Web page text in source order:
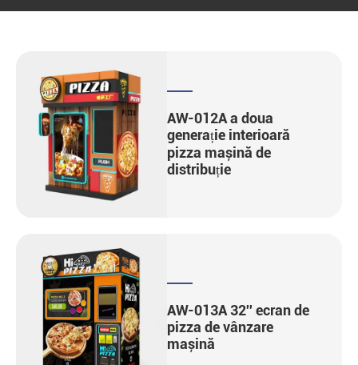
AW-012A a doua
generație interioară
pizza mașină de
distribuție
AW-013A 32'' ecran de
pizza de vânzare
mașină